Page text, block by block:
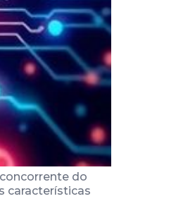
do
características